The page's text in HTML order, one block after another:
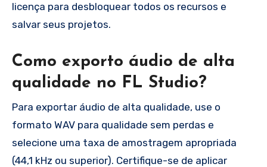
licença para desbloquear todos os recursos e
salvar seus projetos.
Como exporto áudio de alta
qualidade no FL Studio?
Para exportar áudio de alta qualidade, use o
formato WAV para qualidade sem perdas e
selecione uma taxa de amostragem apropriada
(44,1 kHz ou superior). Certifique-se de aplicar